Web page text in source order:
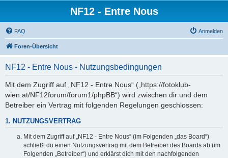
NF12 - Entre Nous
FAQ Anmelden
Foren-Übersicht
NF12 - Entre Nous - Nutzungsbedingungen
Mit dem Zugriff auf „NF12 - Entre Nous“ („https://fotoklub-
wien.at/NF12forum/forum1/phpBB“) wird zwischen dir und dem
Betreiber ein Vertrag mit folgenden Regelungen geschlossen:
1. NUTZUNGSVERTRAG
Mit dem Zugriff auf „NF12 - Entre Nous“ (im Folgenden „das Board“)
schließt du einen Nutzungsvertrag mit dem Betreiber des Boards ab (im
Folgenden „Betreiber“) und erklärst dich mit den nachfolgenden